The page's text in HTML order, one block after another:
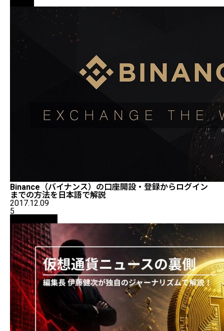
Binance（バイナンス）の口座開設・登録からログイン
までの方法を日本語で解説
2017.12.09
5